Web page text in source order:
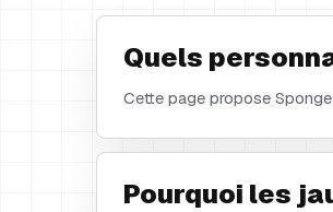
Quels
Cette page propose
Pourquoi les